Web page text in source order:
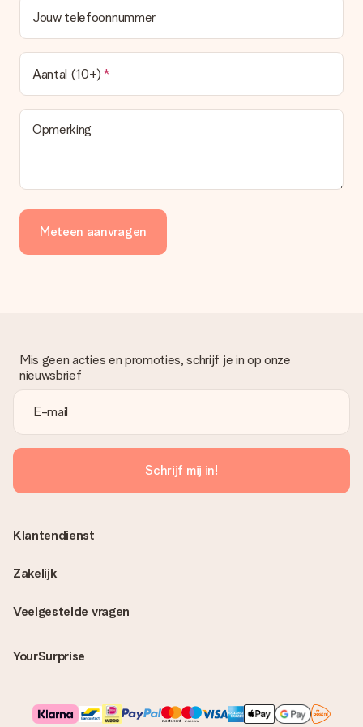
Jouw telefoonnummer
Aantal (10+)
Opmerking
Meteen aanvragen
Mis geen acties en promoties, schrijf je in op onze
nieuwsbrief
Schrijf mij in!
Veelgestelde vragen
YourSurprise
Klantendienst
Zakelijk